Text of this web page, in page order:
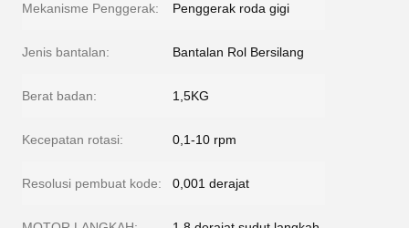
Mekanisme Penggerak: Penggerak roda gigi
Jenis bantalan: Bantalan Rol Bersilang
Berat badan: 1,5KG
Kecepatan rotasi: 0,1-10 rpm
Resolusi pembuat kode: 0,001 derajat